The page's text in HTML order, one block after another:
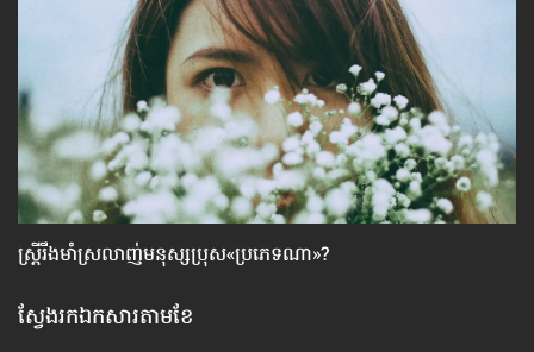
ស្ដ្រីរឹងមាំស្រលាញ់មនុស្សប្រុស«ប្រភេទណា»?
ស្វែងរកឯកសារតាមខែ